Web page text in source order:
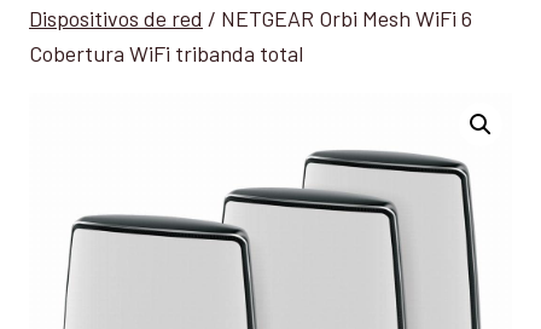
Dispositivos de red / NETGEAR Orbi Mesh WiFi 6
Cobertura WiFi tribanda total